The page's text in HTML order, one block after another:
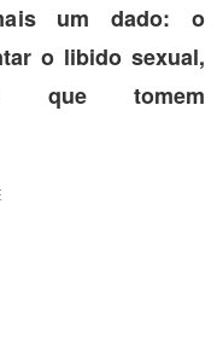
um dado: o
o libido sexual,
que tomem